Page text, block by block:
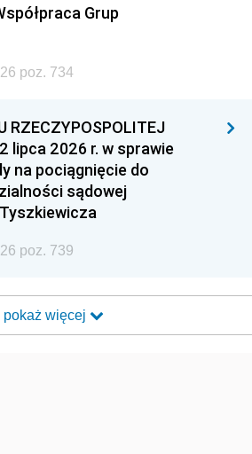
Grup
poz. 734
RZECZYPOSPOLITEJ
lipca 2026 r. w sprawie
na pociągnięcie do
sądowej
poz. 739
pokaż więcej